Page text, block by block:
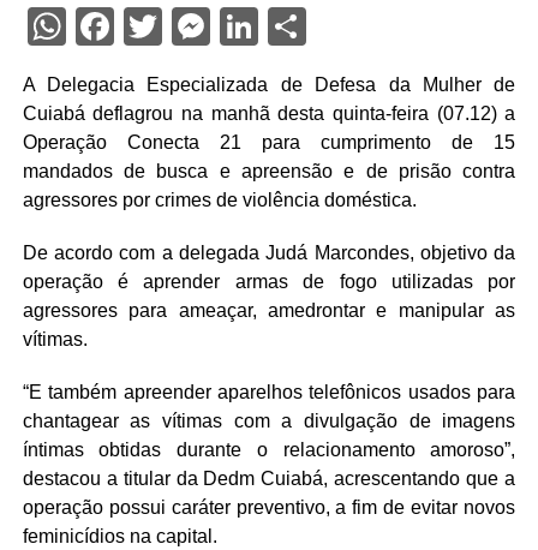
WhatsApp
Facebook
Twitter
Messenger
LinkedIn
Share
A Delegacia Especializada de Defesa da Mulher de
Cuiabá deflagrou na manhã desta quinta-feira (07.12) a
Operação Conecta 21 para cumprimento de 15
mandados de busca e apreensão e de prisão contra
agressores por crimes de violência doméstica.
De acordo com a delegada Judá Marcondes, objetivo da
operação é aprender armas de fogo utilizadas por
agressores para ameaçar, amedrontar e manipular as
vítimas.
“E também apreender aparelhos telefônicos usados para
chantagear as vítimas com a divulgação de imagens
íntimas obtidas durante o relacionamento amoroso”,
destacou a titular da Dedm Cuiabá, acrescentando que a
operação possui caráter preventivo, a fim de evitar novos
feminicídios na capital.